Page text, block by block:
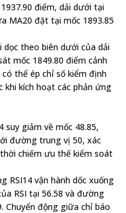
điểm, dải dưới tại
MA20 đặt tại mốc 1893.85
theo biên dưới của dải
mốc 1849.80 điểm cảnh
thể ép chỉ số kiểm định
kích hoạt các phản ứng
suy giảm về mốc 48.85,
đường trung vị 50, xác
chiếm ưu thế kiểm soát
RSI14 vận hành dốc xuống
RSI tại 56.58 và đường
Chuyển động giữa chỉ báo